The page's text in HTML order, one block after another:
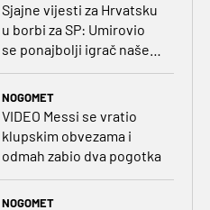
Sjajne vijesti za Hrvatsku
u borbi za SP: Umirovio
se ponajbolji igrač našeg
idućeg protivnika
NOGOMET
VIDEO Messi se vratio
klupskim obvezama i
odmah zabio dva pogotka
NOGOMET